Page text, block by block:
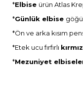
*Elbise ürün Atlas
*Günlük elbise
*Ön ve arka kısım
*Etek ucu fırfırlı
*Mezuniyet